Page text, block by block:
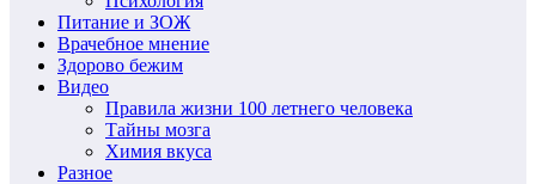
Питание и ЗОЖ
Врачебное мнение
Здорово бежим
Видео
Правила жизни 100 летнего человека
Тайны мозга
Химия вкуса
Разное